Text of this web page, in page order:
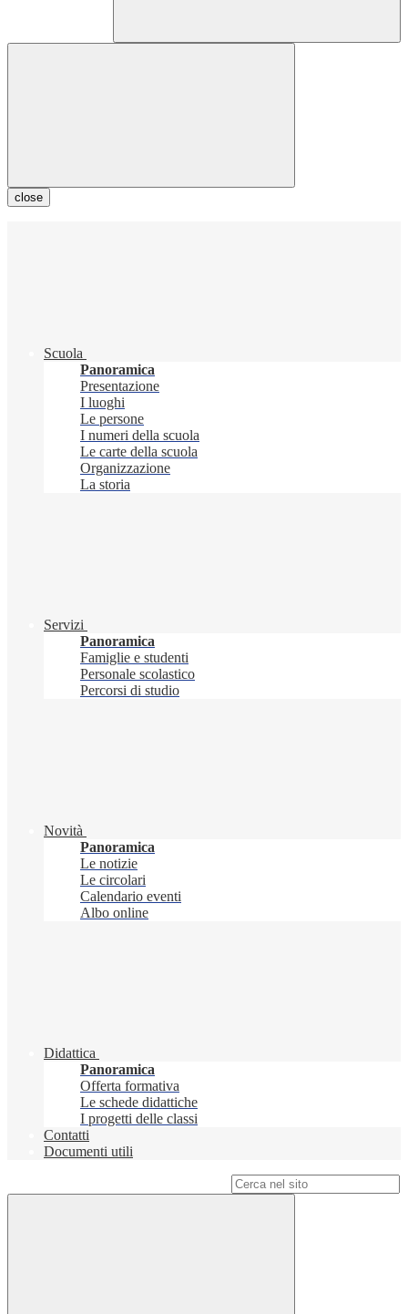
close
Scuola
Panoramica
Presentazione
I luoghi
Le persone
I numeri della scuola
Le carte della scuola
Organizzazione
La storia
Servizi
Panoramica
Famiglie e studenti
Personale scolastico
Percorsi di studio
Novità
Panoramica
Le notizie
Le circolari
Calendario eventi
Albo online
Didattica
Panoramica
Offerta formativa
Le schede didattiche
I progetti delle classi
Contatti
Documenti utili